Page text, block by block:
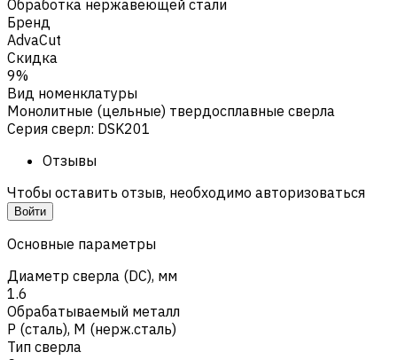
Обработка нержавеющей стали
Бренд
AdvaCut
Скидка
9%
Вид номенклатуры
Монолитные (цельные) твердосплавные сверла
Серия сверл: DSK201
Отзывы
Чтобы оставить отзыв, необходимо авторизоваться
Войти
Основные параметры
Диаметр сверла (DC), мм
1.6
Обрабатываемый металл
Р (сталь), M (нерж.сталь)
Тип сверла